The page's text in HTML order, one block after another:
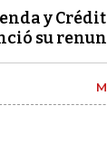
y
su